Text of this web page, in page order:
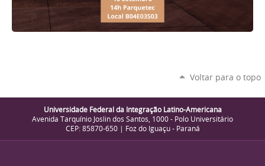
Voltar para o topo
Universidade Federal da Integração Latino-Americana
Avenida Tarquínio Joslin dos Santos, 1000 - Polo Universitário
CEP: 85870-650 | Foz do Iguaçu - Paraná